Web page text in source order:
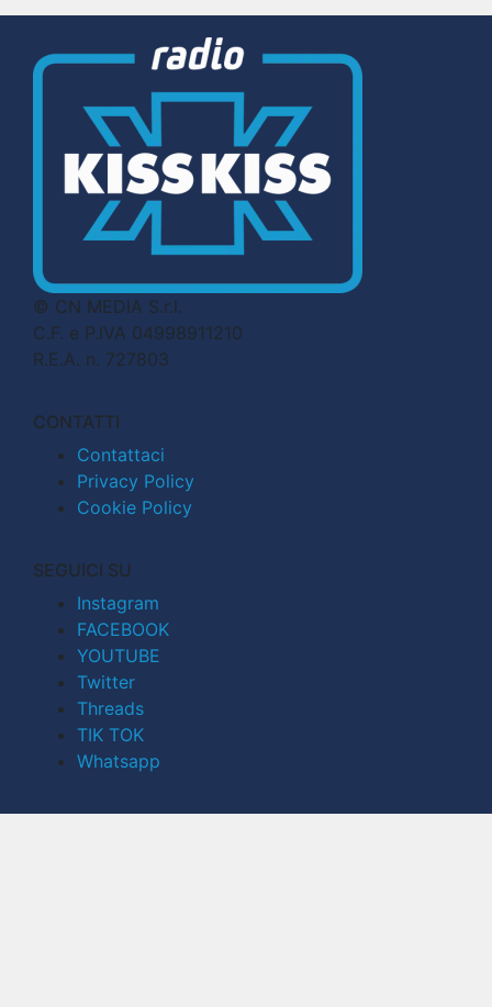
© CN MEDIA S.r.l.
C.F. e P.IVA 04998911210
R.E.A. n. 727803
CONTATTI
Contattaci
Privacy Policy
Cookie Policy
SEGUICI SU
Instagram
FACEBOOK
YOUTUBE
Twitter
Threads
TIK TOK
Whatsapp